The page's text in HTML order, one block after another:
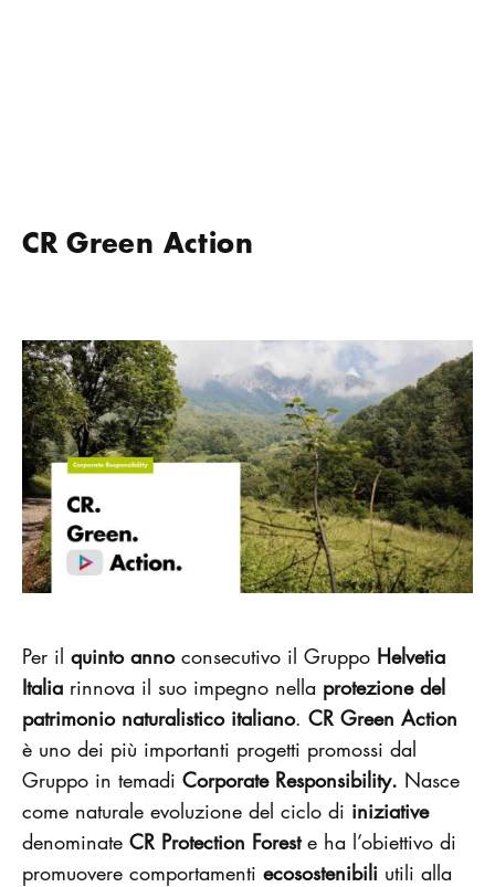
CR Green Action
Per il quinto annoconsecutivo il Gruppo Helvetia
Italia rinnova il suo impegno nella protezione del
patrimonio naturalistico italiano. CR Green Action
è uno dei più importanti progetti promossi dal
Gruppo in temadi Corporate Responsibility. Nasce
come naturale evoluzione del ciclo di iniziative
denominate CR Protection Foreste ha l’obiettivo di
promuovere comportamenti ecosostenibili utili alla